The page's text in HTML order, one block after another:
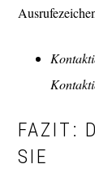
FAZIT:
SIE